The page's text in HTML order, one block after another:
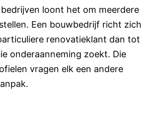
loont het om meerdere
Een bouwbedrijf richt zich
renovatieklant dan tot
onderaanneming zoekt. Die
vragen elk een andere